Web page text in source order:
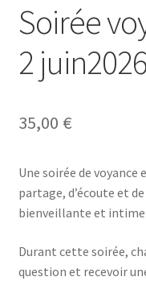
Soirée
2 juin2026
35,00 €
Une soirée de
partage, d’écoute et
bienveillante et intime
Durant cette soirée,
question et recevoir